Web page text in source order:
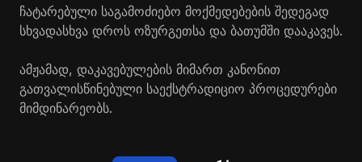
ჩატარებული საგამოძიებო მოქმედებების შედეგად
სხვადასხვა დროს ოზურგეთსა და ბათუმში დააკავეს.
ამჟამად, დაკავებულების მიმართ კანონით
გათვალისწინებული საექსტრადიციო პროცედურები
მიმდინარეობს.